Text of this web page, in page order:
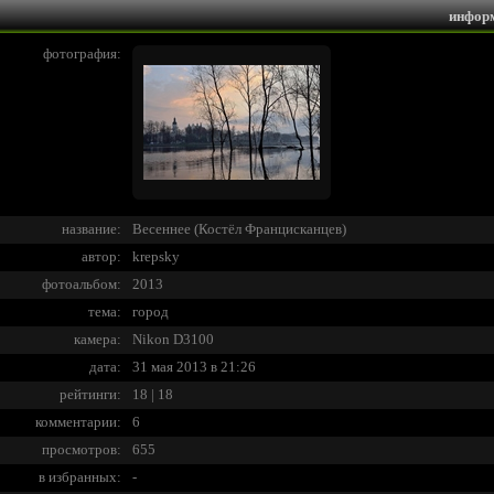
фотография:
название:
Весеннее (Костёл Францисканцев)
автор:
krepsky
фотоальбом:
2013
тема:
город
камера:
Nikon D3100
дата:
31 мая 2013 в 21:26
рейтинги:
18 | 18
комментарии:
6
просмотров:
655
в избранных:
-